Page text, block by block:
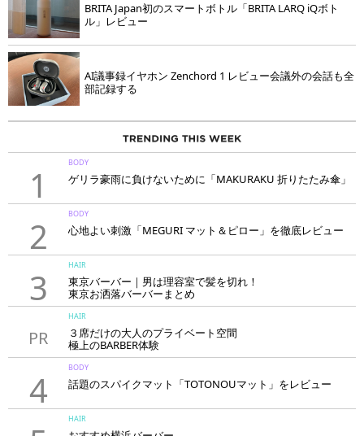
BRITA Japan初のスマートボトル「BRITA LARQ iQボト
ル」レビュー
AI議事録イヤホン Zenchord 1 レビュー会議外の会話も全
部記録する
1
BODY
ゲリラ豪雨に負けないために「MAKURAKU 折りたたみ傘」
2
BODY
心地よい刺激「MEGURI マット＆ピロー」を徹底レビュー
3
HAIR
東京バーバー｜男は理容室で髪を切れ！
東京お洒落バーバーまとめ
PR
HAIR
３席だけの大人のプライベート空間
極上のBARBER体験
「LAVIE NEW STANDARD BARBER HANARE新宿店」
4
BODY
話題のスパイクマット「TOTONOUマット」をレビュー
HAIR